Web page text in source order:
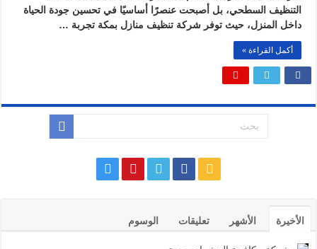
التنظيف السطحي، بل أصبحت عنصرًا أساسيًا في تحسين جودة الحياة
داخل المنزل، حيث توفر شركة تنظيف منازل بمكة تجربة …
أكمل القراءة »
الأخيرة الأشهر تعليقات الوسوم